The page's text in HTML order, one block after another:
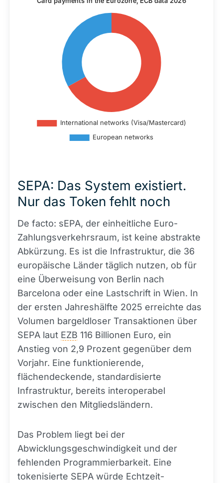
SEPA: Das System existiert.
Nur das Token fehlt noch
De facto: sEPA, der einheitliche Euro-
Zahlungsverkehrsraum, ist keine abstrakte
Abkürzung. Es ist die Infrastruktur, die 36
europäische Länder täglich nutzen, ob für
eine Überweisung von Berlin nach
Barcelona oder eine Lastschrift in Wien. In
der ersten Jahreshälfte 2025 erreichte das
Volumen bargeldloser Transaktionen über
SEPA laut EZB 116 Billionen Euro, ein
Anstieg von 2,9 Prozent gegenüber dem
Vorjahr. Eine funktionierende,
flächendeckende, standardisierte
Infrastruktur, bereits interoperabel
zwischen den Mitgliedsländern.
Das Problem liegt bei der
Abwicklungsgeschwindigkeit und der
fehlenden Programmierbarkeit. Eine
tokenisierte SEPA würde Echtzeit-